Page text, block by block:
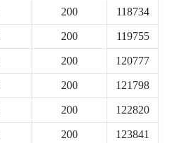
200 118734
200 119755
200 120777
200 121798
200 122820
200 123841